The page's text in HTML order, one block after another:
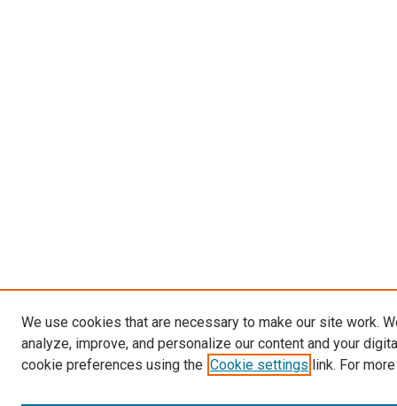
We use cookies that are necessary to make our site work.
analyze, improve, and personalize our content and your
cookie preferences using the Cookie settings link. For